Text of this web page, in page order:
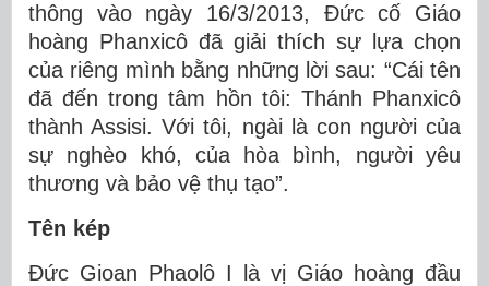
thông vào ngày 16/3/2013, Đức cố Giáo
hoàng Phanxicô đã giải thích sự lựa chọn
của riêng mình bằng những lời sau: “Cái tên
đã đến trong tâm hồn tôi: Thánh Phanxicô
thành Assisi. Với tôi, ngài là con người của
sự nghèo khó, của hòa bình, người yêu
thương và bảo vệ thụ tạo”.
Tên kép
Đức Gioan Phaolô I là vị Giáo hoàng đầu